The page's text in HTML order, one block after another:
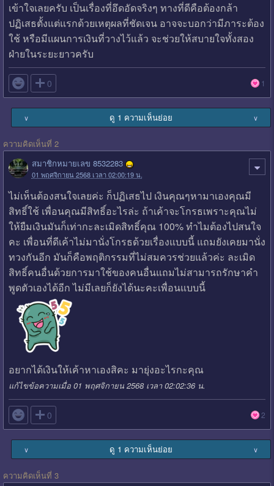
เข้าใจเลยครับ เป็นเรื่องที่อึดอัดจริงๆ ทางที่ดีคือต้องกล้า
ปฏิเสธตั้งแต่แรกด้วยเหตุผลที่ชัดเจน อาจจะบอกว่ามีภาระต้อง
ใช้ หรือมีแผนการเงินที่วางไว้แล้ว จะช่วยให้สบายใจทั้งสอง
ฝ่ายในระยะยาวครับ
 0 1
∨ ดู 1 ความเห็นย่อย ∨
ความคิดเห็นที่ 2
สมาชิกหมายเลข 8532283
01 พฤศจิกายน 2568 เวลา 02:00:19 น.
ไม่เห็นต้องสนใจเลยค่ะ ก็ปฏิเสธไป เงินคุณๆหามาเองคุณมี
สิทธิ์ใช้ เพื่อนคุณมีสิทธิ์อะไรล่ะ ถ้าเค้าจะโกรธเพราะคุณไม่
ให้ยืมเงินมันก็เท่ากะละเมิดสิทธิ์คุณ 100% ทำไมต้องไปสนใจ
คะ เพื่อนที่ดีเค้าไม่มานั่งโกรธด้วยเรื่องแบบนี้ แถมยังเคยมานั่ง
ทวงกันอีก มันก็คือพฤติกรรมที่ไม่สมควรช่วยแล้วค่ะ ละเมิด
สิทธิ์คนอื่นด้วยการมาใช้ของคนอื่นแถมไม่สามารถรักษาคำ
พูดตัวเองได้อีก ไม่มีเลยก็ยังได้นะคะเพื่อนแบบนี้
อยากได้เงินให้เค้าหาเองสิคะ มายุ่งอะไรกะคุณ
แก้ไขข้อความเมื่อ 01 พฤศจิกายน 2568 เวลา 02:02:36 น.
 0 2
∨ ดู 1 ความเห็นย่อย ∨
ความคิดเห็นที่ 3